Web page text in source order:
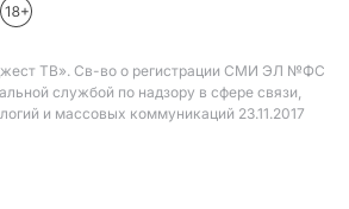
ТВ». Св-во о регистрации СМИ ЭЛ №ФС
службой по надзору в сфере связи,
и массовых коммуникаций 23.11.2017